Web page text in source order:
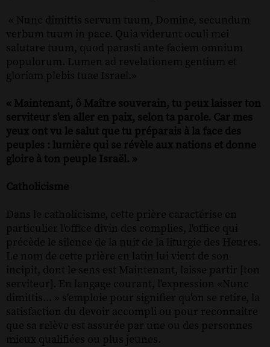
« Nunc dimittis servum tuum, Domine, secundum
verbum tuum in pace. Quia viderunt oculi mei
salutare tuum, quod parasti ante faciem omnium
populorum. Lumen ad revelationem gentium et
gloriam plebis tuae Israel.»
« Maintenant, ô Maître souverain, tu peux laisser ton
serviteur s'en aller en paix, selon ta parole. Car mes
yeux ont vu le salut que tu préparais à la face des
peuples : lumière qui se révèle aux nations et donne
gloire à ton peuple Israël. »
Catholicisme
Dans le catholicisme, cette prière caractérise en
particulier l'office divin des complies, l'office qui
précède le silence de la nuit de la liturgie des Heures.
Le nom de cette prière en latin lui vient de son
incipit, dont le sens est Maintenant, laisse partir [ton
serviteur]. En langage courant, l'expression «Nunc
dimittis... » s'emploie pour signifier qu'on se retire, la
satisfaction du devoir accompli ou pour reconnaitre
que sa relève est assurée par une ou des personnes
mieux qualifiées ou plus jeunes.